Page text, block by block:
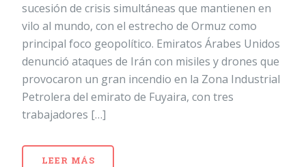
sucesión de crisis simultáneas que mantienen en
vilo al mundo, con el estrecho de Ormuz como
principal foco geopolítico. Emiratos Árabes Unidos
denunció ataques de Irán con misiles y drones que
provocaron un gran incendio en la Zona Industrial
Petrolera del emirato de Fuyaira, con tres
trabajadores […]
LEER MÁS